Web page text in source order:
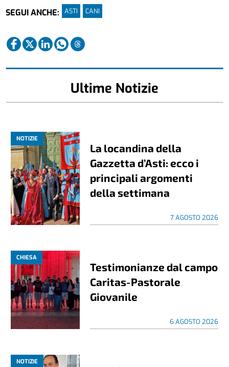
SEGUI ANCHE:
ASTI CANI
Ultime Notizie
NOTIZIE
La locandina della
Gazzetta d’Asti: ecco i
principali argomenti
della settimana
7 AGOSTO 2026
CHIESA
Testimonianze dal campo
Caritas-Pastorale
Giovanile
6 AGOSTO 2026
NOTIZIE